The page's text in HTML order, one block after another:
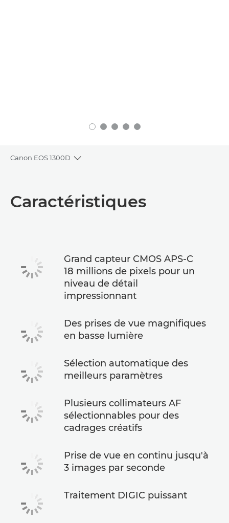
Canon EOS 1300D
Toggle breadcrumbs
Caractéristiques
Caractéristiques
Grand capteur CMOS APS-C
18 millions de pixels pour un
niveau de détail
impressionnant
Des prises de vue magnifiques
en basse lumière
Sélection automatique des
meilleurs paramètres
Plusieurs collimateurs AF
sélectionnables pour des
cadrages créatifs
Prise de vue en continu jusqu'à
3 images par seconde
Traitement DIGIC puissant